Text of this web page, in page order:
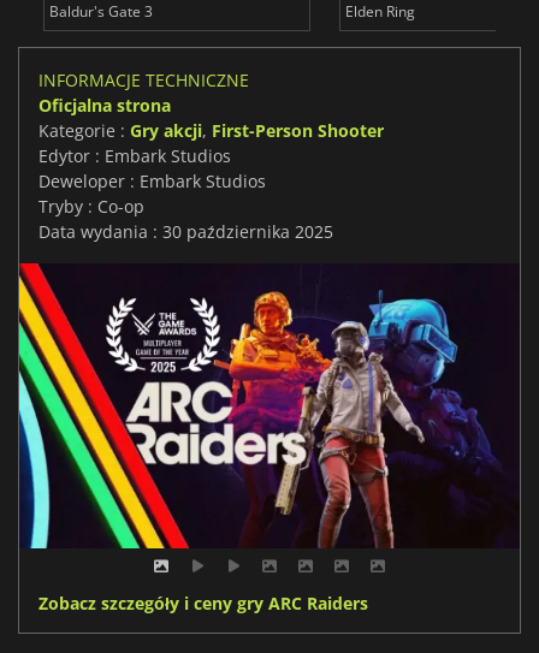
Baldur's Gate 3 Elden Ring
INFORMACJE TECHNICZNE
Oficjalna strona
Kategorie : Gry akcji, First-Person Shooter
Edytor : Embark Studios
Deweloper : Embark Studios
Tryby : Co-op
Data wydania : 30 października 2025
Zobacz szczegóły i ceny gry ARC Raiders